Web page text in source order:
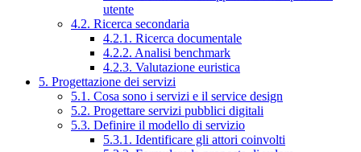
utente
4.2. Ricerca secondaria
4.2.1. Ricerca documentale
4.2.2. Analisi benchmark
4.2.3. Valutazione euristica
5. Progettazione dei servizi
5.1. Cosa sono i servizi e il service design
5.2. Progettare servizi pubblici digitali
5.3. Definire il modello di servizio
5.3.1. Identificare gli attori coinvolti